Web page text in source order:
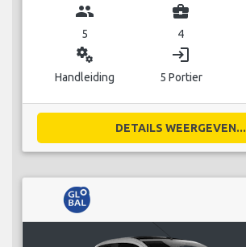
group
5
business_center
4
miscellaneous_services
Handleiding
login
5 Portier
DETAILS WEERGEVEN...